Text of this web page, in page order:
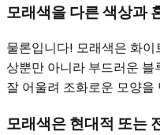
모래색을 다른 색상과
물론입니다! 모래색은 화이
상뿐만 아니라 부드러운
잘 어울려 조화로운 모양을
모래색은 현대적 또는